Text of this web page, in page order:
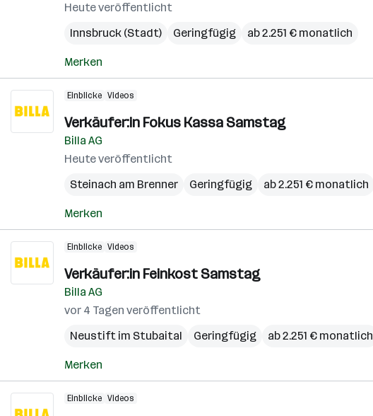
Heute veröffentlicht
Innsbruck (Stadt)
Geringfügig ab 2.251 € monatlich
Merken
Einblicke Videos
Verkäufer:in Fokus Kassa Samstag
Billa AG
Heute veröffentlicht
Steinach am Brenner
Geringfügig ab 2.251 € monatlich
Merken
Einblicke Videos
Verkäufer:in Feinkost Samstag
Billa AG
vor 4 Tagen veröffentlicht
Neustift im Stubaital
Geringfügig ab 2.251 € monatlich
Merken
Einblicke Videos